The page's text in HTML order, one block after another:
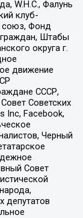
W.H.С., Фалунь
клуб-
союз, Фонд
Штабы
округа г.
движение
СССР,
Советских
Inc, Facebook,
Черный
Совет
депутатов